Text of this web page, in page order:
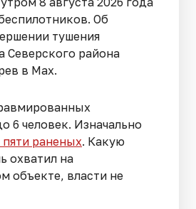
Об
тушения
Северского района
в Max.
6 человек. Изначально
пяти раненых. Какую
охватил на
объекте, власти не